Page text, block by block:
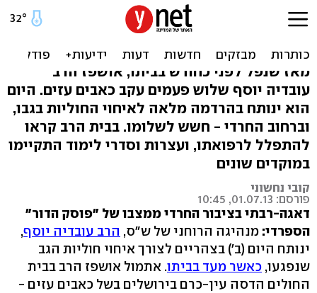
חרדים לשלומו: הרב עובדיה
ינותח בהרדמה מלאה
מאז שנפל לפני כחודש בביתו, אושפז הרב
עובדיה יוסף שלוש פעמים עקב כאבים עזים. היום
הוא ינותח בהרדמה מלאה לאיחוי החוליות בגבו,
וברחוב החרדי - חשש לשלומו. בבית הרב קראו
להתפלל לרפואתו, ועצרות וסדרי לימוד התקיימו
במוקדים שונים
קובי נחשוני
פורסם: 01.07.13, 10:45
דאגה-רבתי בציבור החרדי ממצבו של "פוסק הדור"
הספרדי: מנהיגה הרוחני של ש"ס, הרב עובדיה יוסף,
ינותח היום (ב') בצהריים לצורך איחוי חוליות הגב
שנפגעו, כאשר מעד בביתו. אתמול אושפז הרב בבית
החולים הדסה עין-כרם בירושלים בשל כאבים עזים -